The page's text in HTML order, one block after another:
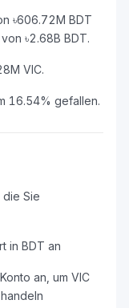
৳606.72M BDT
৳2.68B BDT.
VIC.
16.54% gefallen.
die Sie
in BDT an
an, um VIC